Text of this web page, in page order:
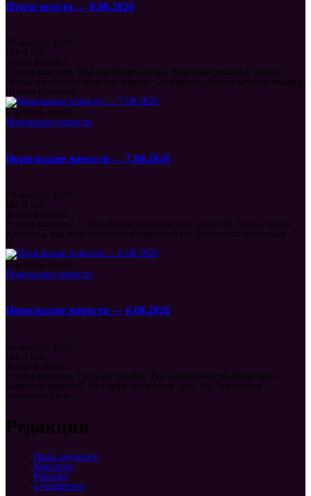
Итоги недели — 8.08.2026
9 августа 2026
like
0
like
dislike
0 dislike
В этом выпуске: Под контролем главы. Крупные ремонты, новые
объекты и благоустройство города. До первого звонка меньше месяца.
Школы проходят...
Смотреть позже
Норильские новости
Норильские новости — 7.08.2026
8 августа 2026
like
0
like
dislike
0 dislike
В этом выпуске: 1. Культурное наследие под защитой. Глава города
проверил, как идет капремонт подполий на Ленинском проспекте. 2.
За...
Смотреть позже
Норильские новости
Норильские новости — 6.08.2026
6 августа 2026
like 0 like
dislike 0 dislike
В этом выпуске: Гость из тундры. Где в окрестностях Норильска
заметили медведя? На смену полярному дню. На Ленинском
проспекте скоро...
Редакция
Наша редакция
Контакты
Реклама
Соглашение